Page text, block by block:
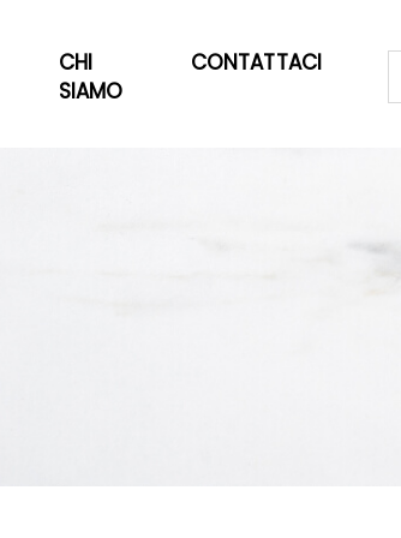
CHI
SIAMO
CONTATTACI